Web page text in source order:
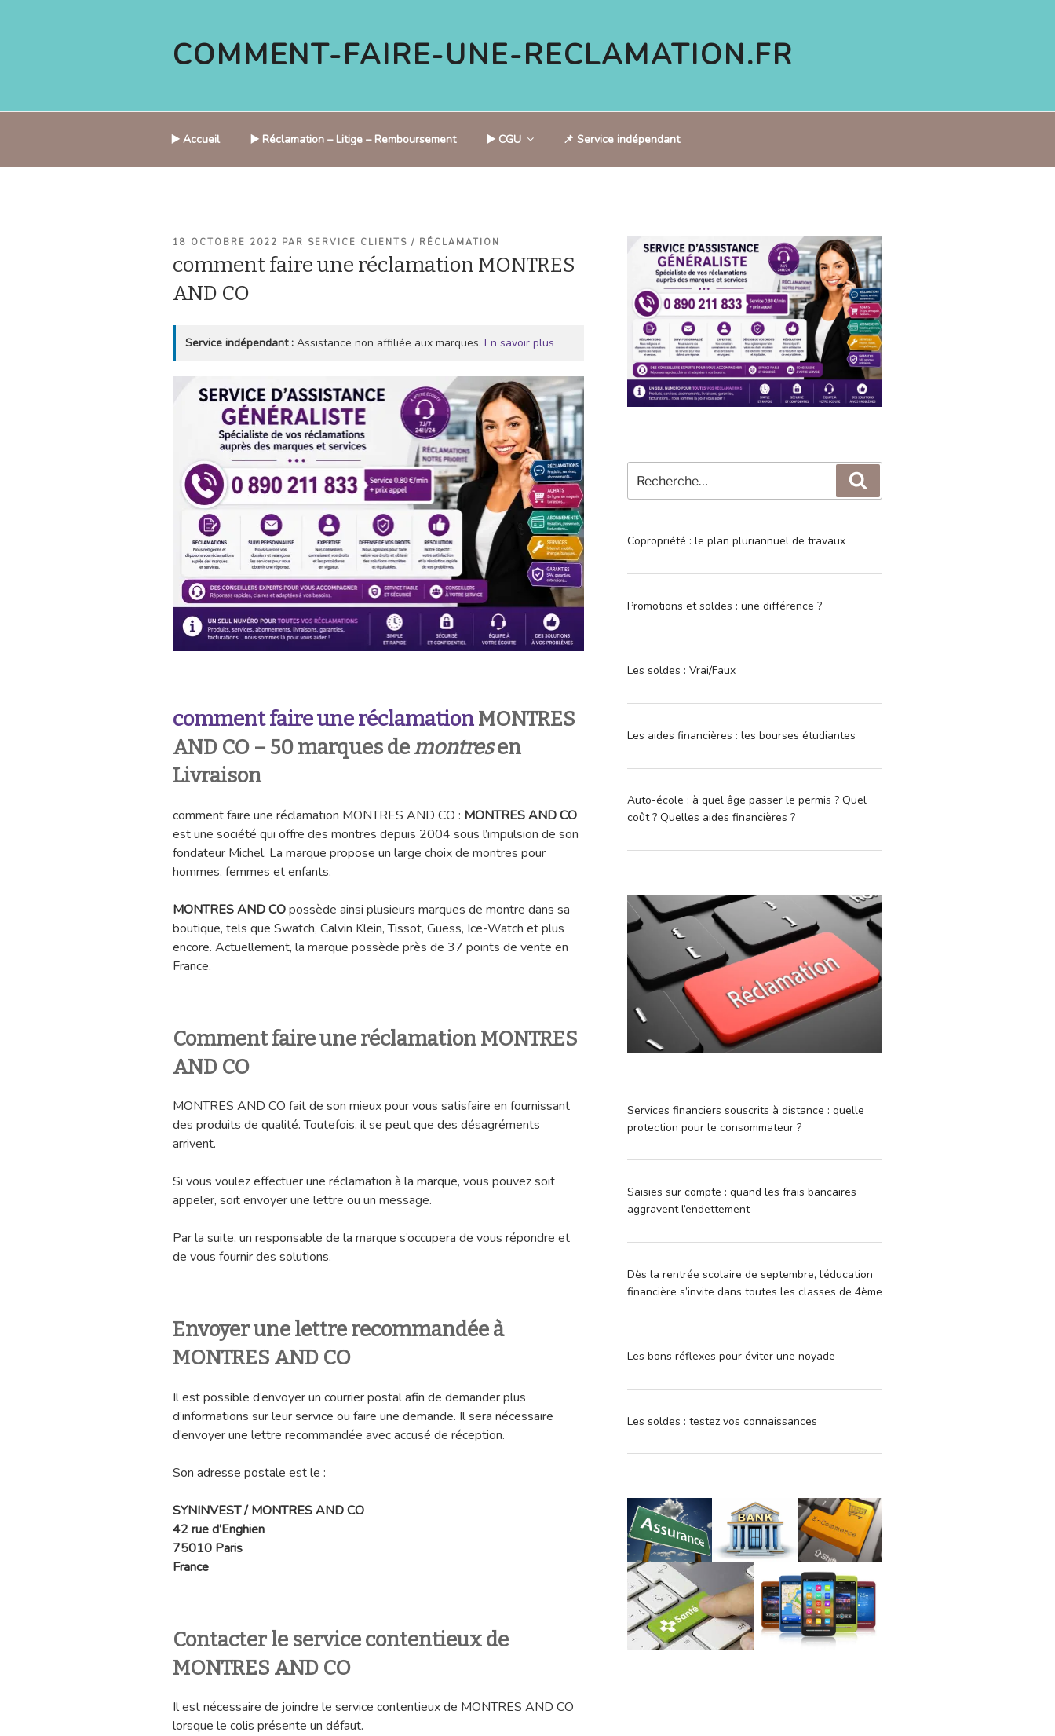
COMMENT-FAIRE-UNE-RECLAMATION.FR
▶️ Accueil ▶️ Réclamation – Litige – Remboursement ▶️ CGU 📌 Service indépendant
PUBLIÉ
18 OCTOBRE 2022 PAR SERVICE CLIENTS / RÉCLAMATION
comment faire une réclamation MONTRES
AND CO
Service indépendant : Assistance non affiliée aux marques. En savoir plus
comment faire une réclamationMONTRES
AND CO – 50 marques demontresen
Livraison
comment faire une réclamation MONTRES AND CO : MONTRES AND CO
est une société qui offre des montres depuis 2004 sous l’impulsion de son
fondateur Michel. La marque propose un large choix de montres pour
hommes, femmes et enfants.
MONTRES AND COpossède ainsi plusieurs marques de montre dans sa
boutique, tels que Swatch, Calvin Klein, Tissot, Guess, Ice-Watch et plus
encore. Actuellement, la marque possède près de 37 points de vente en
France.
Comment faire une réclamation MONTRES
AND CO
MONTRES AND CO fait de son mieux pour vous satisfaire en fournissant
des produits de qualité. Toutefois, il se peut que des désagréments
arrivent.
Si vous voulez effectuer une réclamation à la marque, vous pouvez soit
appeler, soit envoyer une lettre ou un message.
Par la suite, un responsable de la marque s’occupera de vous répondre et
de vous fournir des solutions.
Envoyer une lettre recommandée à
MONTRES AND CO
Il est possible d’envoyer un courrier postal afin de demander plus
d’informations sur leur service ou faire une demande. Il sera nécessaire
d’envoyer une lettre recommandée avec accusé de réception.
Son adresse postale est le :
SYNINVEST / MONTRES AND CO
42 rue d’Enghien
75010 Paris
France
Contacter le service contentieux de
MONTRES AND CO
Il est nécessaire de joindre le service contentieux de MONTRES AND CO
lorsque le colis présente un défaut.
pour
:
Copropriété : le plan pluriannuel de travaux
Promotions et soldes : une différence ?
Les soldes : Vrai/Faux
Les aides financières : les bourses étudiantes
Auto-école : à quel âge passer le permis ? Quel
coût ? Quelles aides financières ?
Services financiers souscrits à distance : quelle
protection pour le consommateur ?
Saisies sur compte : quand les frais bancaires
aggravent l’endettement
Dès la rentrée scolaire de septembre, l’éducation
financière s’invite dans toutes les classes de 4ème
Les bons réflexes pour éviter une noyade
Les soldes : testez vos connaissances